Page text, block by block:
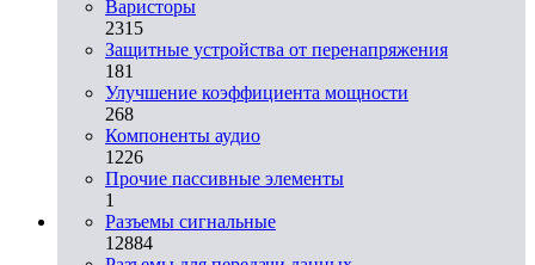
Варисторы
2315
Защитные устройства от перенапряжения
181
Улучшение коэффициента мощности
268
Компоненты аудио
1226
Прочие пассивные элементы
1
Разъeмы сигнальные
12884